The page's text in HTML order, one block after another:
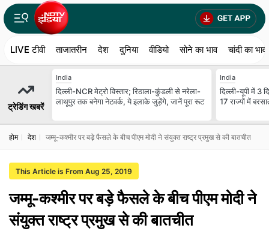
LIVE टीवी ताजातरीन देश दुनिया वीडियो सोने का भाव चांदी का भाव
ट्रेडिंग खबरें
India
दिल्ली-NCR मेट्रो विस्तार; रिठाला-कुंडली से नरेला-
लाथूपुर तक बनेगा नेटवर्क, ये इलाके जुड़ेंगे, जानें पूरा रूट
India
दिल्ली-यूपी में 3
17 राज्यों में
होम देश जम्मू-कश्मीर पर बड़े फैसले के बीच पीएम मोदी ने संयुक्त राष्ट्र प्रमुख से की बातचीत
This Article is From Aug 25, 2019
जम्मू-कश्मीर पर बड़े फैसले के बीच पीएम मोदी ने
संयुक्त राष्ट्र प्रमुख से की बातचीत